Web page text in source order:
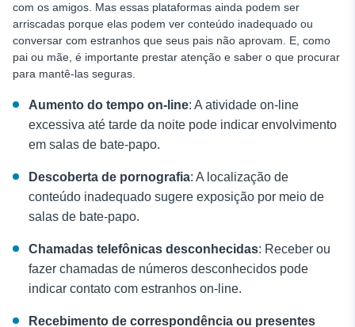
com os amigos. Mas essas plataformas ainda podem ser
arriscadas porque elas podem ver conteúdo inadequado ou
conversar com estranhos que seus pais não aprovam. E, como
pai ou mãe, é importante prestar atenção e saber o que procurar
para mantê-las seguras.
Aumento do tempo on-line: A atividade on-line
excessiva até tarde da noite pode indicar envolvimento
em salas de bate-papo.
Descoberta de pornografia: A localização de
conteúdo inadequado sugere exposição por meio de
salas de bate-papo.
Chamadas telefônicas desconhecidas: Receber ou
fazer chamadas de números desconhecidos pode
indicar contato com estranhos on-line.
Recebimento de correspondência ou presentes